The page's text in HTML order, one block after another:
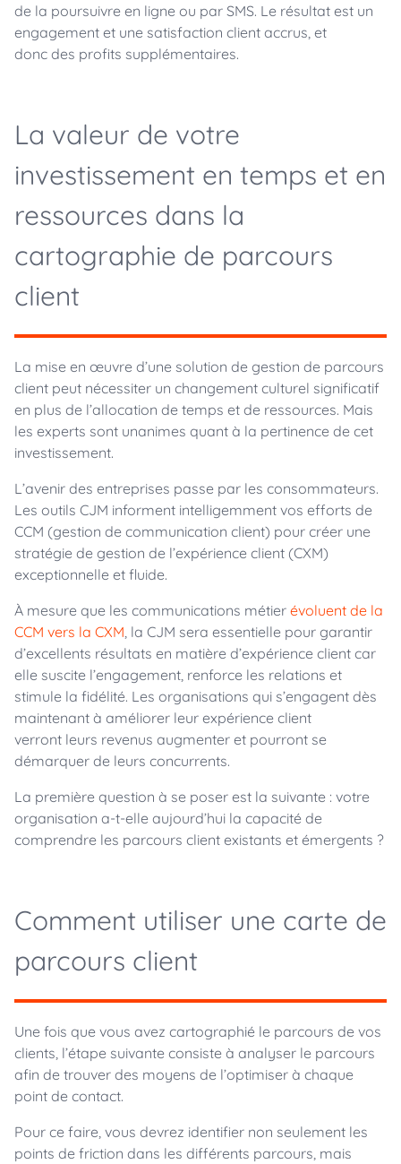
de la poursuivre en ligne ou par SMS. Le résultat est un
engagement et une satisfaction client accrus, et
donc des profits supplémentaires.
La valeur de votre
investissement en temps et en
ressources dans la
cartographie de parcours
client
La mise en œuvre d’une solution de gestion de parcours
client peut nécessiter un changement culturel significatif
en plus de l’allocation de temps et de ressources. Mais
les experts sont unanimes quant à la pertinence de cet
investissement.
L’avenir des entreprises passe par les consommateurs.
Les outils CJM informent intelligemment vos efforts de
CCM (gestion de communication client) pour créer une
stratégie de gestion de l’expérience client (CXM)
exceptionnelle et fluide.
À mesure que les communications métier évoluent de la
CCM vers la CXM, la CJM sera essentielle pour garantir
d’excellents résultats en matière d’expérience client car
elle suscite l’engagement, renforce les relations et
stimule la fidélité. Les organisations qui s’engagent dès
maintenant à améliorer leur expérience client
verront leurs revenus augmenter et pourront se
démarquer de leurs concurrents.
La première question à se poser est la suivante : votre
organisation a-t-elle aujourd’hui la capacité de
comprendre les parcours client existants et émergents ?
Comment utiliser une carte de
parcours client
Une fois que vous avez cartographié le parcours de vos
clients, l’étape suivante consiste à analyser le parcours
afin de trouver des moyens de l’optimiser à chaque
point de contact.
Pour ce faire, vous devrez identifier non seulement les
points de friction dans les différents parcours, mais